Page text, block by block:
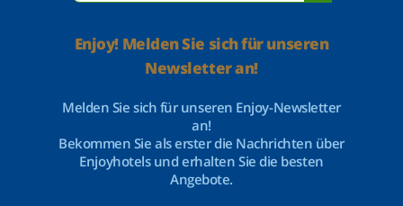
Enjoy! Melden Sie sich für unseren
Newsletter an!
Melden Sie sich für unseren Enjoy-Newsletter
an!
Bekommen Sie als erster die Nachrichten über
Enjoyhotels und erhalten Sie die besten
Angebote.